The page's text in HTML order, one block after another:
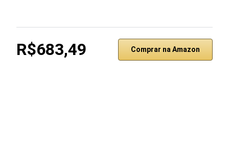
R$683,49 Comprar na Amazon